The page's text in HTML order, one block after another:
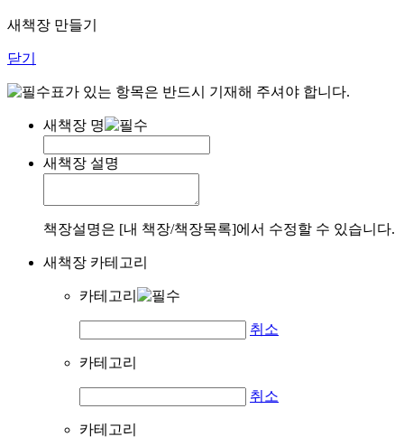
새책장 만들기
닫기
표가 있는 항목은 반드시 기재해 주셔야 합니다.
새책장 명
새책장 설명
책장설명은 [내 책장/책장목록]에서 수정할 수 있습니다.
새책장 카테고리
카테고리
취소
카테고리
취소
카테고리